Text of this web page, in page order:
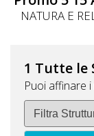
NATURA E
1 Tutte
Puoi affinare